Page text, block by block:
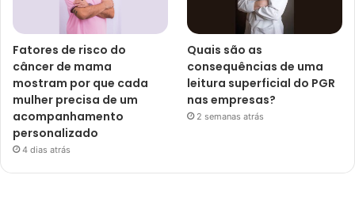
Fatores de risco do
câncer de mama
mostram por que cada
mulher precisa de um
acompanhamento
personalizado
4 dias atrás
Quais são as
consequências de uma
leitura superficial do PGR
nas empresas?
2 semanas atrás